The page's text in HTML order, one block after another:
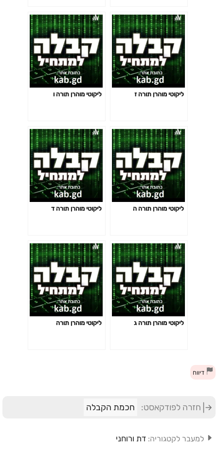
ליקוטי מוהרן תורה ז ליקוטי מוהרן תורה ו
ליקוטי מוהרן תורה ה ליקוטי מוהרן תורה ד
ליקוטי מוהרן תורה ג ליקוטי מוהרן תורה
דיווח
חזרה לפודקאסט: חכמת הקבלה
למעבר לקטגוריה: דת ורוחני